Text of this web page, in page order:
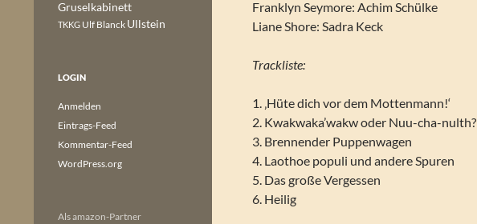
Franklyn Seymore: Achim Schülke
Liane Shore: Sadra Keck
Trackliste:
1. ‚Hüte dich vor dem Mottenmann!‘
2. Kwakwaka’wakw oder Nuu-cha-nulth?
3. Brennender Puppenwagen
4. Laothoe populi und andere Spuren
5. Das große Vergessen
6. Heilig
Gruselkabinett
TKKG Ulf Blanck Ullstein
LOGIN
Anmelden
Eintrags-Feed
Kommentar-Feed
WordPress.org
Als amazon-Partner